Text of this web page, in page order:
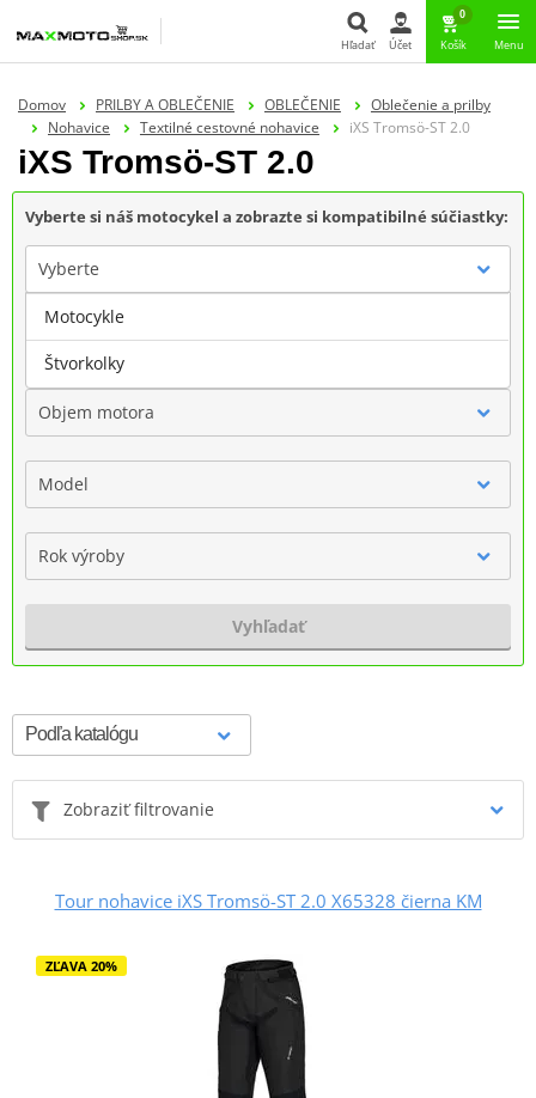
Hľadať
Hľadať Účet
0
Košík Menu
Domov PRILBY A OBLEČENIE OBLEČENIE
Oblečenie a prilby
Nohavice
Textilné cestovné nohavice iXS Tromsö-ST 2.0
iXS Tromsö-ST 2.0
Vyberte si náš motocykel a zobrazte si kompatibilné súčiastky:
Vyberte
Značka
Objem motora
Model
Rok výroby
Vyhľadať
Zobraziť filtrovanie
Tour nohavice iXS Tromsö-ST 2.0 X65328 čierna KM
ZĽAVA 20%
Motocykle
Štvorkolky